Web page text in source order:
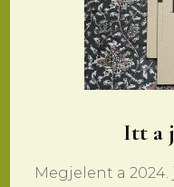
Itt a
Megjelent a 2024.